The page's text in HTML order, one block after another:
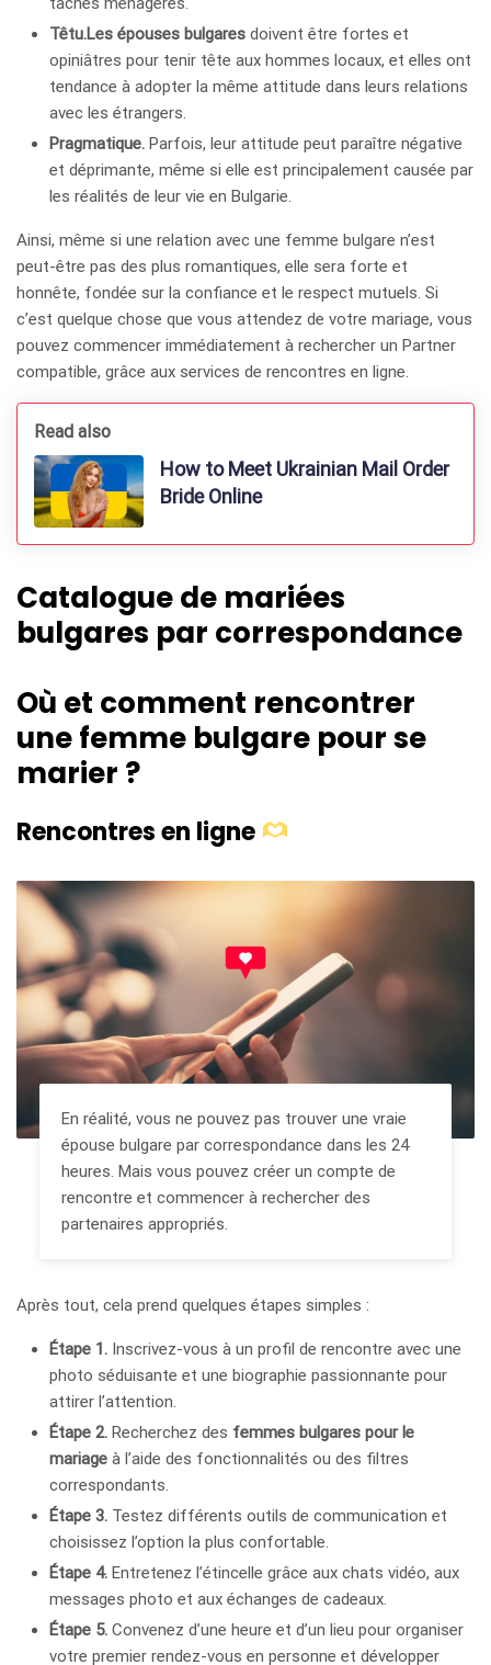
Têtu.Les épouses bulgares doivent être fortes et
opiniâtres pour tenir tête aux hommes locaux, et elles ont
tendance à adopter la même attitude dans leurs relations
avec les étrangers.
Pragmatique. Parfois, leur attitude peut paraître négative
et déprimante, même si elle est principalement causée par
les réalités de leur vie en Bulgarie.
Ainsi, même si une relation avec une femme bulgare n’est
peut-être pas des plus romantiques, elle sera forte et
honnête, fondée sur la confiance et le respect mutuels. Si
c’est quelque chose que vous attendez de votre mariage, vous
pouvez commencer immédiatement à rechercher un Partner
compatible, grâce aux services de rencontres en ligne.
Read also
How to Meet Ukrainian Mail Order
Bride Online
Catalogue de mariées
bulgares par correspondance
Où et comment rencontrer
une femme bulgare pour se
marier ?
Rencontres en ligne
En réalité, vous ne pouvez pas trouver une vraie
épouse bulgare par correspondance dans les 24
heures. Mais vous pouvez créer un compte de
rencontre et commencer à rechercher des
partenaires appropriés.
Après tout, cela prend quelques étapes simples :
Étape 1. Inscrivez-vous à un profil de rencontre avec une
photo séduisante et une biographie passionnante pour
attirer l’attention.
Étape 2. Recherchez des femmes bulgares pour le
mariage à l’aide des fonctionnalités ou des filtres
correspondants.
Étape 3. Testez différents outils de communication et
choisissez l’option la plus confortable.
Étape 4. Entretenez l’étincelle grâce aux chats vidéo, aux
messages photo et aux échanges de cadeaux.
Étape 5. Convenez d’une heure et d’un lieu pour organiser
votre premier rendez-vous en personne et développer